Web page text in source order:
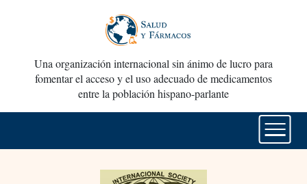
Una organización internacional sin ánimo de lucro para
fomentar el acceso y el uso adecuado de medicamentos
entre la población hispano-parlante